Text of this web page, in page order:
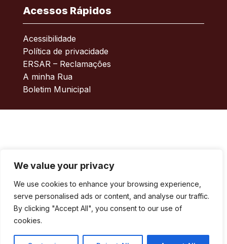
We value your privacy
We use cookies to enhance your browsing experience,
serve personalised ads or content, and analyse our traffic.
By clicking "Accept All", you consent to our use of
cookies.
Acessos Rápidos
Acessibilidade
Política de privacidade
ERSAR – Reclamações
A minha Rua
Boletim Municipal